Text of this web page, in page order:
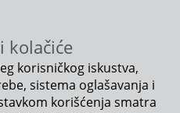
kolačiće
korisničkog iskustva,
sistema oglašavanja i
korišćenja smatra